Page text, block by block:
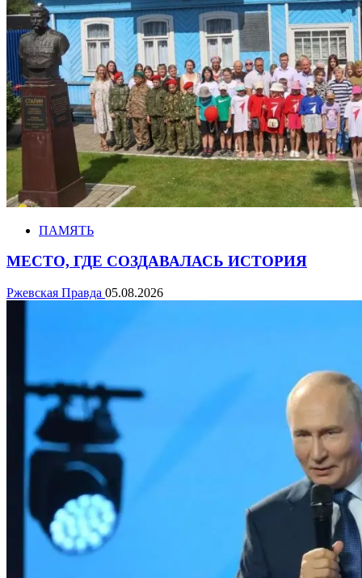
ПАМЯТЬ
МЕСТО, ГДЕ СОЗДАВАЛАСЬ ИСТОРИЯ
Ржевская Правда 05.08.2026